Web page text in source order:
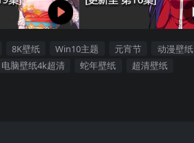
8K壁纸 Win10主题 元宵节 动漫壁纸
电脑壁纸4k超清 蛇年壁纸 超清壁纸